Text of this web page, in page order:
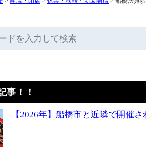
事！！
【2026年】船橋市と近隣で開催